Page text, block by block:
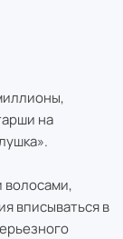
на
волосами,
вписываться в